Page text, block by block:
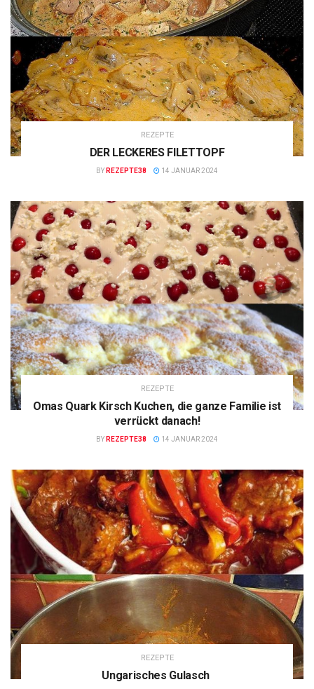
REZEPTE
DER LECKERES FILETTOPF
BY REZEPTE38 14 JANUAR 2024
REZEPTE
Omas Quark Kirsch Kuchen, die ganze Familie ist
verrückt danach!
BY REZEPTE38 14 JANUAR 2024
REZEPTE
Ungarisches Gulasch